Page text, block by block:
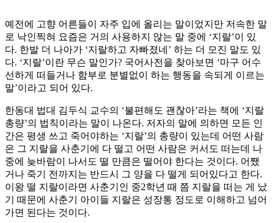
예전에 고향 어른들이 자주 입에 올리는 말이었지만 저속한 말
로 낙인찍혀 요즘은 거의 사용하지 않는 말 중에 ‘지랄’이 있
다. 한발 더 나아가 ‘지랄하고 자빠졌네’ 하는 더 모진 말도 있
다. ‘지랄’이란 무슨 말인가? 국어사전을 찾아보면 ‘마구 어수
선하게 떠들거나 함부로 분별없이 하는 행동을 속되게 이르는
말’이라고 되어 있다.
한동대 법대 김두식 교수의 ‘불편해도 괜찮아’라는 책에 ‘지랄
총량’의 법칙이라는 말이 나온다. 저자의 말에 의하면 모든 인
간은 평생 쓰고 죽어야하는 ‘지랄’의 총량이 있는데 어떤 사람
은 그 지랄을 사춘기에 다 떨고 어떤 사람은 커서도 떠는데 나
중에 늦바람이 나서도 떨 만큼은 떨어야 한다는 것이다. 어쨌
거나 죽기 전까지는 반드시 그 양을 다 떨게 되어있다고 한다.
이왕 떨 지랄이라면 사춘기인 중2학년 때 쯤 지랄을 떠는 게 났
기 때문에 사춘기 아이들 지랄은 성장통 정도로 이해하고 넘어
가면 된다는 것이다.